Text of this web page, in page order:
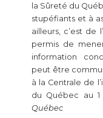
la Sûreté du
stupéfiants et à
ailleurs, c’est de
permis de
information
peut être
à la Centrale de
du Québec au
Québec